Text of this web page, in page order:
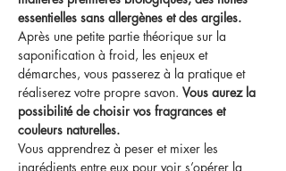
essentielles sans allergènes et des argiles.
Après une petite partie théorique sur la
saponification à froid, les enjeux et
démarches, vous passerez à la pratique et
réaliserez votre propre savon. Vous aurez la
possibilité de choisir vos fragrances et
couleurs naturelles.
Vous apprendrez à peser et mixer les
ingrédients entre eux pour voir s’opérer la